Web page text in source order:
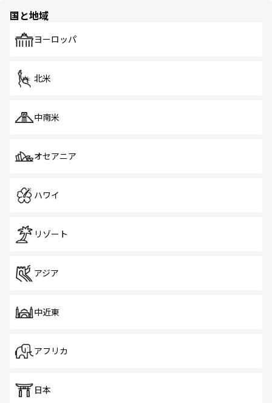
で、ホーカーズは地元の風情を楽しめる外せないスポット
国と地域
ヨーロッパ
北米
中南米
オセアニア
ハワイ
リゾート
アジア
中近東
アフリカ
日本